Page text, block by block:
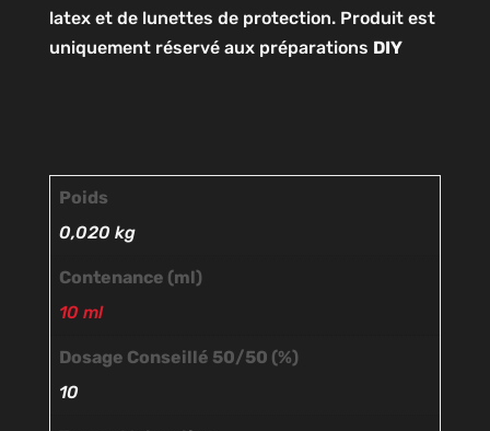
latex et de lunettes de protection. Produit est
uniquement réservé aux préparations DIY
Poids
0,020 kg
Contenance (ml)
10 ml
Dosage Conseillé 50/50 (%)
10